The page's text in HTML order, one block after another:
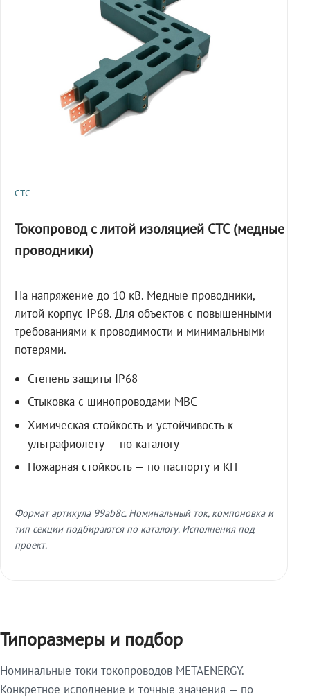
СТС
Токопровод с литой изоляцией СТС (медные
проводники)
На напряжение до 10 кВ. Медные проводники,
литой корпус IP68. Для объектов с повышенными
требованиями к проводимости и минимальными
потерями.
Степень защиты IP68
Стыковка с шинопроводами МВС
Химическая стойкость и устойчивость к
ультрафиолету — по каталогу
Пожарная стойкость — по паспорту и КП
Формат артикула 99ab8c. Номинальный ток, компоновка и
тип секции подбираются по каталогу. Исполнения под
проект.
Типоразмеры и подбор
Номинальные токи токопроводов METAENERGY.
Конкретное исполнение и точные значения — по